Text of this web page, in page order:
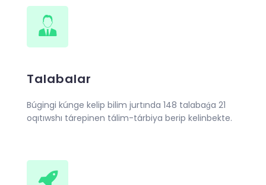
Talabalar
Búgingi kúnge kelip bilim jurtında 148 talabaǵa 21
oqıtıwshı tárepinen tálim-tárbiya berip kelinbekte.